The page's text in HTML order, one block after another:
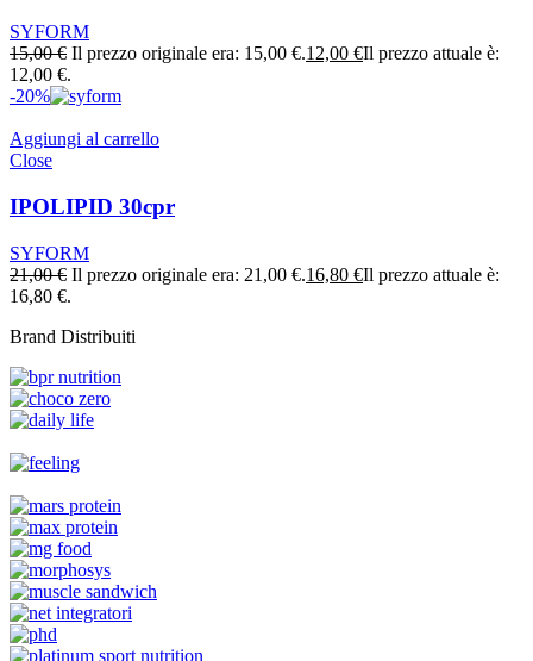
SYFORM
15,00€ Il prezzo originale era: 15,00 €.12,00 €Il prezzo attuale è:
12,00 €.
-20%
Aggiungi al carrello
Close
IPOLIPID 30cpr
SYFORM
21,00€ Il prezzo originale era: 21,00 €.16,80 €Il prezzo attuale è:
16,80 €.
Brand Distribuiti